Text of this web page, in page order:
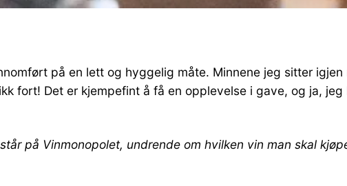
på en lett og hyggelig måte. Minnene jeg sitter
fort! Det er kjempefint å få en opplevelse i gave, og ja,
på Vinmonopolet, undrende om hvilken vin man skal